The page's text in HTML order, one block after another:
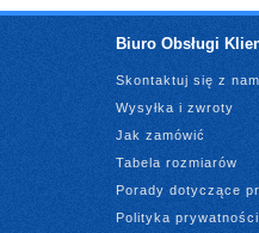
Biuro Obsługi
Skontaktuj się z
Wysyłka i zwroty
Jak zamówić
Tabela rozmiarów
Porady dotyczące
Polityka prywatności